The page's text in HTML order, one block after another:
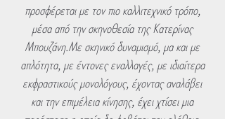
προσφέρεται με τον πιο καλλιτεχνικό τρόπο,
μέσα από την σκηνοθεσία της Κατερίνας
Μπουζάνη.Με σκηνικό δυναμισμό, μα και με
απλότητα, με έντονες εναλλαγές, με ιδιαίτερα
εκφραστικούς μονολόγους, έχοντας αναλάβει
και την επιμέλεια κίνησης, έχει χτίσει μια